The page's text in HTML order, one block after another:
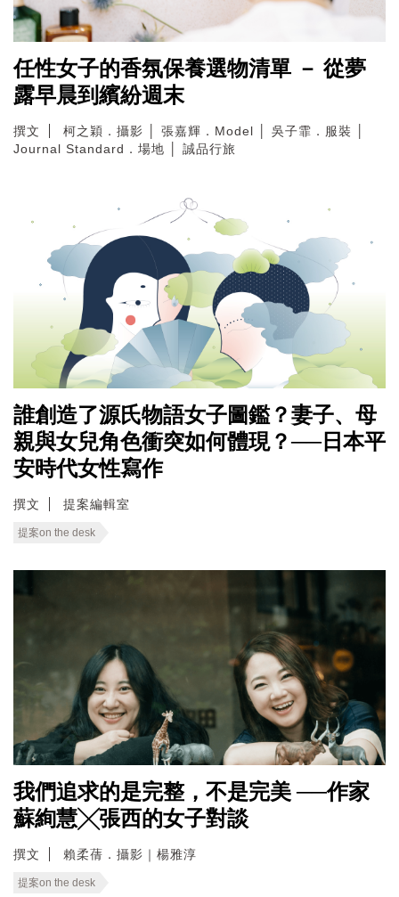
任性女子的香氛保養選物清單 － 從夢
露早晨到繽紛週末
撰文
柯之穎．攝影 │ 張嘉輝．Model │ 吳子霏．服裝 │
Journal Standard．場地 │ 誠品行旅
誰創造了源氏物語女子圖鑑？妻子、母
親與女兒角色衝突如何體現？──日本平
安時代女性寫作
撰文 提案編輯室
提案on the desk
我們追求的是完整，不是完美 ──作家
蘇絢慧╳張西的女子對談
撰文 賴柔蒨．攝影｜楊雅淳
提案on the desk